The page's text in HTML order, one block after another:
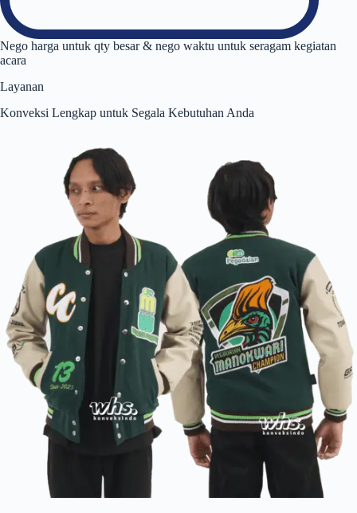
Nego harga untuk qty besar & nego waktu untuk seragam kegiatan
acara
Layanan
Konveksi Lengkap untuk Segala Kebutuhan Anda